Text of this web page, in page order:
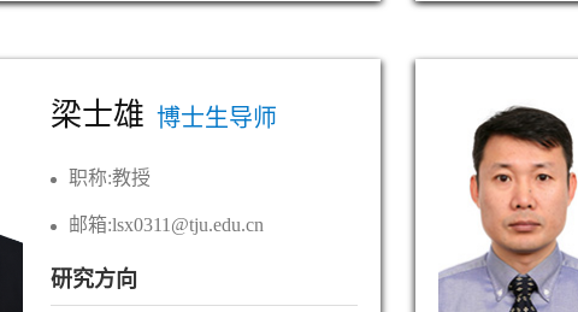
梁士雄 博士生导师
职称:教授
邮箱:lsx0311@tju.edu.cn
研究方向